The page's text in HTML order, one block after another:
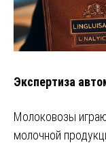
Экспертиза
Молоковозы
молочной